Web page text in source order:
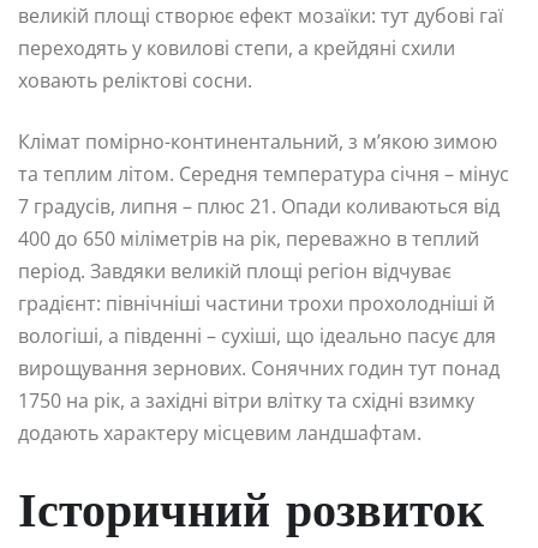
великій площі створює ефект мозаїки: тут дубові гаї
переходять у ковилові степи, а крейдяні схили
ховають реліктові сосни.
Клімат помірно-континентальний, з м’якою зимою
та теплим літом. Середня температура січня – мінус
7 градусів, липня – плюс 21. Опади коливаються від
400 до 650 міліметрів на рік, переважно в теплий
період. Завдяки великій площі регіон відчуває
градієнт: північніші частини трохи прохолодніші й
вологіші, а південні – сухіші, що ідеально пасує для
вирощування зернових. Сонячних годин тут понад
1750 на рік, а західні вітри влітку та східні взимку
додають характеру місцевим ландшафтам.
Історичний розвиток